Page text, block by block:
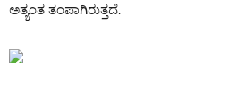
ಅತ್ಯಂತ ತಂಪಾಗಿರುತ್ತದೆ.